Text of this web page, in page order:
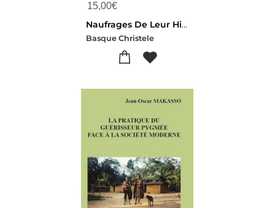
15,00€
Naufrages De Leur Histoire
Basque Christele